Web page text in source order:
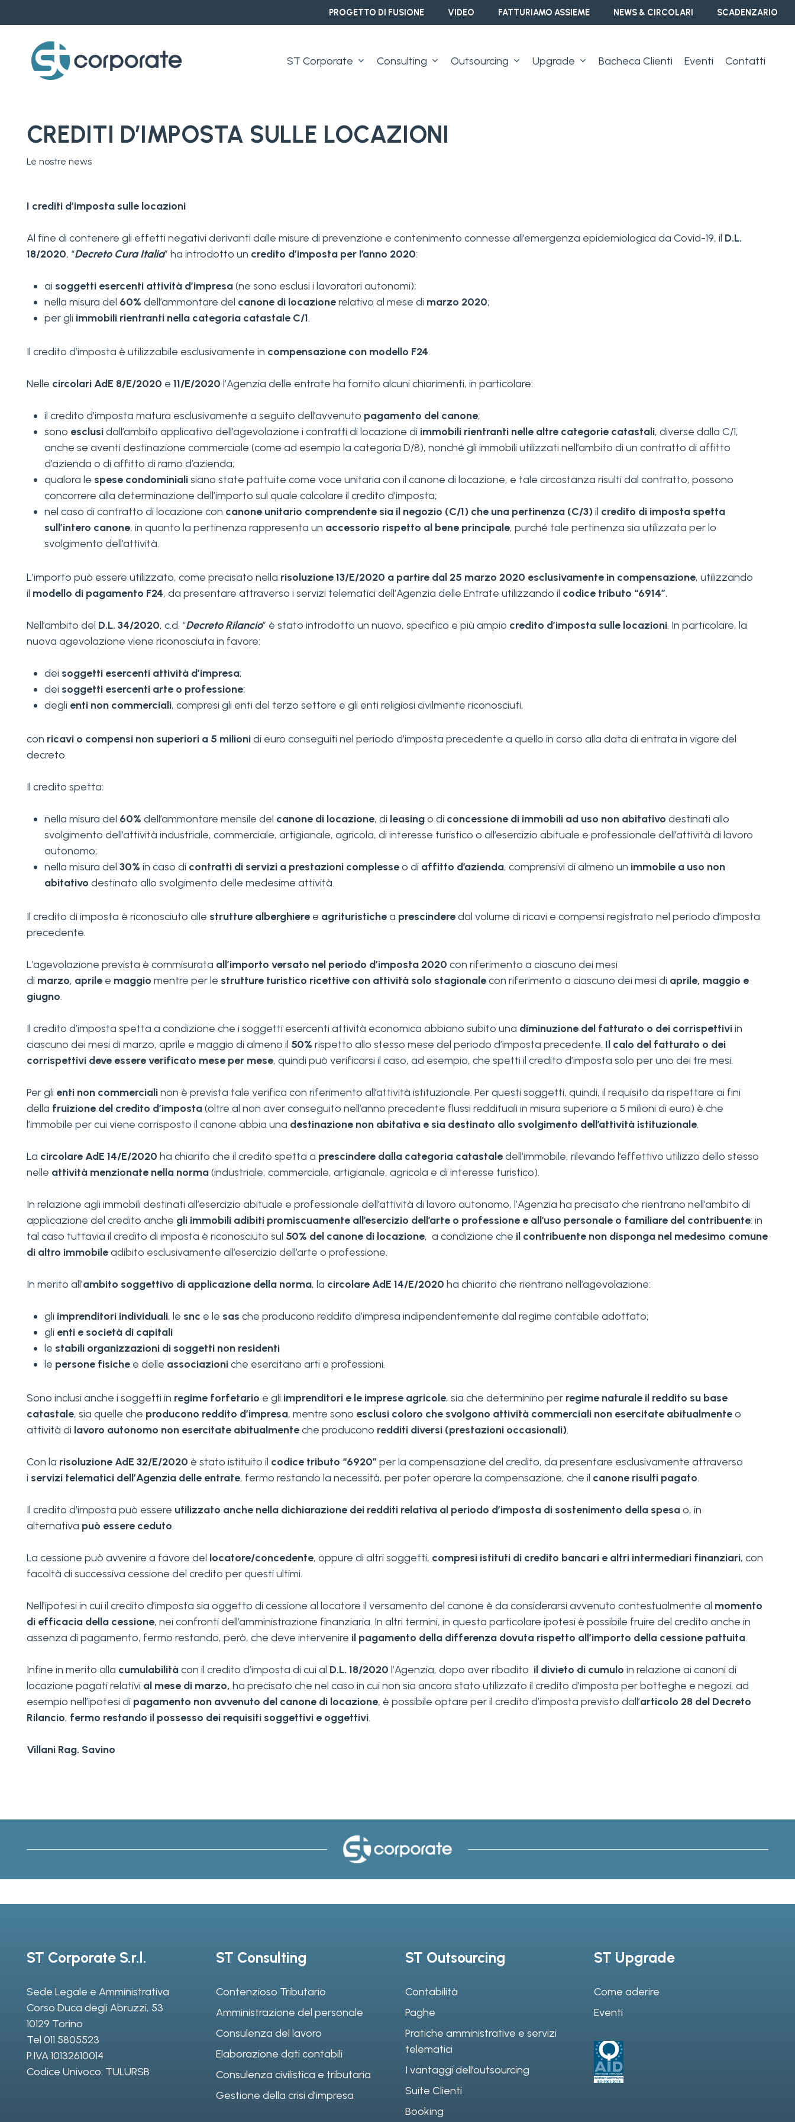
to
content
PROGETTO DI FUSIONE VIDEO FATTURIAMO ASSIEME NEWS & CIRCOLARI SCADENZARIO
ST Corporate Consulting Outsourcing Upgrade Bacheca Clienti Eventi Contatti
CREDITI D’IMPOSTA SULLE LOCAZIONI
Le nostre news
I crediti d’imposta sulle locazioni
Al fine di contenere gli effetti negativi derivanti dalle misure di prevenzione e contenimento connesse all’emergenza epidemiologica da Covid-19, il D.L.
18/2020, “Decreto Cura Italia” ha introdotto un credito d’imposta per l’anno 2020:
ai soggetti esercenti attività d’impresa(ne sono esclusi i lavoratori autonomi);
nella misura del 60% dell’ammontare del canone di locazionerelativo al mese di marzo 2020;
per gli immobili rientranti nella categoria catastale C/1.
Il credito d’imposta è utilizzabile esclusivamente in compensazione con modello F24.
Nelle circolari AdE 8/E/2020 e 11/E/2020 l’Agenzia delle entrate ha fornito alcuni chiarimenti, in particolare:
il credito d’imposta matura esclusivamente a seguito dell’avvenuto pagamento del canone;
sono esclusidall’ambito applicativo dell’agevolazione i contratti di locazione di immobili rientranti nelle altre categorie catastali, diverse dalla C/1,
anche se aventi destinazione commerciale (come ad esempio la categoria D/8), nonché gli immobili utilizzati nell’ambito di un contratto di affitto
d’azienda o di affitto di ramo d’azienda;
qualora le spese condominialisiano state pattuite come voce unitaria con il canone di locazione, e tale circostanza risulti dal contratto, possono
concorrere alla determinazione dell’importo sul quale calcolare il credito d’imposta;
nel caso di contratto di locazione con canone unitario comprendente sia il negozio (C/1) che una pertinenza (C/3)il credito di imposta spetta
sull’intero canone, in quanto la pertinenza rappresenta un accessorio rispetto al bene principale, purché tale pertinenza sia utilizzata per lo
svolgimento dell’attività.
L’importo può essere utilizzato, come precisato nella risoluzione 13/E/2020 a partire dal 25 marzo 2020 esclusivamente in compensazione, utilizzando
il modello di pagamento F24, da presentare attraverso i servizi telematici dell’Agenzia delle Entrate utilizzando il codice tributo “6914”.
Nell’ambito del D.L. 34/2020, c.d. “Decreto Rilancio” è stato introdotto un nuovo, specifico e più ampio credito d’imposta sulle locazioni. In particolare, la
nuova agevolazione viene riconosciuta in favore:
dei soggetti esercenti attività d’impresa;
dei soggetti esercenti arte o professione;
degli enti non commerciali, compresi gli enti del terzo settore e gli enti religiosi civilmente riconosciuti,
con ricavi o compensi non superiori a 5 milionidi euro conseguiti nel periodo d’imposta precedente a quello in corso alla data di entrata in vigore del
decreto.
Il credito spetta:
nella misura del 60% dell’ammontare mensile del canone di locazione, di leasingo di concessione di immobili ad uso non abitativo destinati allo
svolgimento dell’attività industriale, commerciale, artigianale, agricola, di interesse turistico o all’esercizio abituale e professionale dell’attività di lavoro
autonomo;
nella misura del 30% in caso di contratti di servizi a prestazioni complesseo di affitto d’azienda, comprensivi di almeno un immobile a uso non
abitativo destinato allo svolgimento delle medesime attività.
Il credito di imposta è riconosciuto alle strutture alberghiere e agrituristichea prescinderedal volume di ricavi e compensi registrato nel periodo d’imposta
precedente.
L’agevolazione prevista è commisurata all’importo versato nel periodo d’imposta 2020 con riferimento a ciascuno dei mesi
di marzo, aprile e maggio mentre per le strutture turistico ricettive con attività solo stagionalecon riferimento a ciascuno dei mesi di aprile, maggio e
giugno.
Il credito d’imposta spetta a condizione che i soggetti esercenti attività economica abbiano subito una diminuzione del fatturato o dei corrispettiviin
ciascuno dei mesi di marzo, aprile e maggio di almeno il 50% rispetto allo stesso mese del periodo d’imposta precedente. Il calo del fatturato o dei
corrispettivi deve essere verificato mese per mese, quindi può verificarsi il caso, ad esempio, che spetti il credito d’imposta solo per uno dei tre mesi.
Per gli enti non commercialinon è prevista tale verifica con riferimento all’attività istituzionale. Per questi soggetti, quindi, il requisito da rispettare ai fini
della fruizione del credito d’imposta(oltre al non aver conseguito nell’anno precedente flussi reddituali in misura superiore a 5 milioni di euro) è che
l’immobile per cui viene corrisposto il canone abbia una destinazione non abitativa e sia destinato allo svolgimento dell’attività istituzionale.
La circolare AdE 14/E/2020 ha chiarito che il credito spetta a prescindere dalla categoria catastaledell’immobile, rilevando l’effettivo utilizzo dello stesso
nelle attività menzionate nella norma(industriale, commerciale, artigianale, agricola e di interesse turistico).
In relazione agli immobili destinati all’esercizio abituale e professionale dell’attività di lavoro autonomo, l’Agenzia ha precisato che rientrano nell’ambito di
applicazione del credito anche gli immobili adibiti promiscuamente all’esercizio dell’arte o professione e all’uso personale o familiare del contribuente: in
tal caso tuttavia il credito di imposta è riconosciuto sul 50% del canone di locazione, a condizione che il contribuente non disponga nel medesimo comune
di altro immobileadibito esclusivamente all’esercizio dell’arte o professione.
In merito all’ambito soggettivo di applicazione della norma, la circolare AdE 14/E/2020 ha chiarito che rientrano nell’agevolazione:
gli imprenditori individuali, le snc e le sas che producono reddito d’impresa indipendentemente dal regime contabile adottato;
gli enti e società di capitali
le stabili organizzazioni di soggetti non residenti
le persone fisiche e delle associazioniche esercitano arti e professioni.
Sono inclusi anche i soggetti in regime forfetario e gli imprenditori e le imprese agricole, sia che determinino per regime naturale il reddito su base
catastale, sia quelle che producono reddito d’impresa, mentre sono esclusi coloro che svolgono attività commerciali non esercitate abitualmenteo
attività di lavoro autonomo non esercitate abitualmenteche producono redditi diversi (prestazioni occasionali).
Con la risoluzione AdE 32/E/2020 è stato istituito il codice tributo “6920” per la compensazione del credito, da presentare esclusivamente attraverso
i servizi telematici dell’Agenzia delle entrate, fermo restando la necessità, per poter operare la compensazione, che il canone risulti pagato.
Il credito d’imposta può essere utilizzato anche nella dichiarazione dei redditi relativa al periodo d’imposta di sostenimento della spesao, in
alternativa può essere ceduto.
La cessione può avvenire a favore del locatore/concedente, oppure di altri soggetti, compresi istituti di credito bancari e altri intermediari finanziari, con
facoltà di successiva cessione del credito per questi ultimi.
Nell’ipotesi in cui il credito d’imposta sia oggetto di cessione al locatore il versamento del canone è da considerarsi avvenuto contestualmente al momento
di efficacia della cessione, nei confronti dell’amministrazione finanziaria. In altri termini, in questa particolare ipotesi è possibile fruire del credito anche in
assenza di pagamento, fermo restando, però, che deve intervenire il pagamento della differenza dovuta rispetto all’importo della cessione pattuita.
Infine in merito alla cumulabilitàcon il credito d’imposta di cui al D.L. 18/2020 l’Agenzia, dopo aver ribadito il divieto di cumulo in relazione ai canoni di
locazione pagati relativi al mese di marzo, ha precisato che nel caso in cui non sia ancora stato utilizzato il credito d’imposta per botteghe e negozi, ad
esempio nell’ipotesi di pagamento non avvenuto del canone di locazione, è possibile optare per il credito d’imposta previsto dall’articolo 28 del Decreto
Rilancio, fermo restando il possesso dei requisiti soggettivi e oggettivi.
Villani Rag. Savino
ST Corporate S.r.l.
Sede Legale e Amministrativa
Corso Duca degli Abruzzi, 53
10129 Torino
Tel 011 5805523
P.IVA 10132610014
Codice Univoco: TULURSB
ST Consulting
Contenzioso Tributario
Amministrazione del personale
Consulenza del lavoro
Elaborazione dati contabili
Consulenza civilistica e tributaria
Gestione della crisi d’impresa
ST Outsourcing
Contabilità
Paghe
Pratiche amministrative e servizi
telematici
I vantaggi dell’outsourcing
Suite Clienti
Booking
ST Upgrade
Come aderire
Eventi